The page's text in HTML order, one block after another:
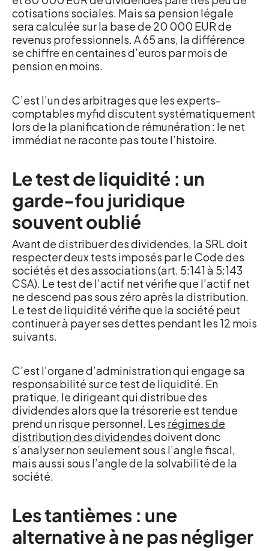
cotisations sociales. Mais sa pension légale
sera calculée sur la base de 20 000 EUR de
revenus professionnels. A 65 ans, la différence
se chiffre en centaines d’euros par mois de
pension en moins.
C’est l’un des arbitrages que les experts-
comptables myfid discutent systématiquement
lors de la planification de rémunération : le net
immédiat ne raconte pas toute l’histoire.
Le test de liquidité : un
garde-fou juridique
souvent oublié
Avant de distribuer des dividendes, la SRL doit
respecter deux tests imposés par le Code des
sociétés et des associations (art. 5:141 à 5:143
CSA). Le test de l’actif net vérifie que l’actif net
ne descend pas sous zéro après la distribution.
Le test de liquidité vérifie que la société peut
continuer à payer ses dettes pendant les 12 mois
suivants.
C’est l’organe d’administration qui engage sa
responsabilité sur ce test de liquidité. En
pratique, le dirigeant qui distribue des
dividendes alors que la trésorerie est tendue
prend un risque personnel. Les régimes de
distribution des dividendesdoivent donc
s’analyser non seulement sous l’angle fiscal,
mais aussi sous l’angle de la solvabilité de la
société.
Les tantièmes : une
alternative à ne pas négliger